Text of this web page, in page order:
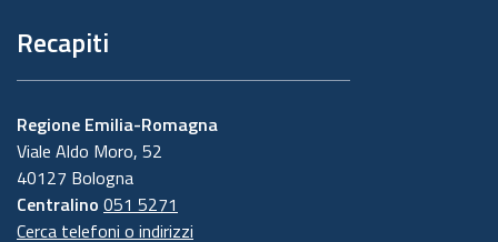
Recapiti
Regione Emilia-Romagna
Viale Aldo Moro, 52
40127 Bologna
Centralino 051 5271
Cerca telefoni o indirizzi